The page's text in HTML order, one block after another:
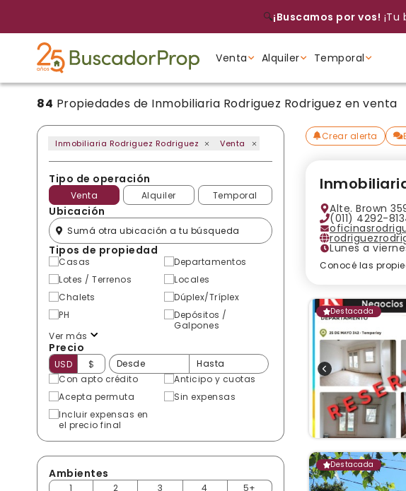
🔍¡Buscamos por vos!
Venta
Tipo de propiedad
Alquiler
Tipo de propiedad
Temporal
Tipo de propiedad
84 Propiedades de Inmobiliaria Rodriguez Rodriguez en venta
Inmobiliaria Rodriguez Rodriguez Venta
Tipo de operación
Venta Alquiler Temporal
Ubicación
Tipos de propiedad
Casas
Departamentos
Lotes / Terrenos
Locales
Chalets
Dúplex/Tríplex
PH
Depósitos /
Galpones
Ver más
Precio
USD
$
Con apto crédito
Anticipo y cuotas
Acepta permuta
Sin expensas
Incluir expensas en
el precio final
Ambientes
1 2 3 4 5+
Crear alerta
Alte. Brown
(011) 4292-
Lunes a
Conocé las
Destacada
Destacada